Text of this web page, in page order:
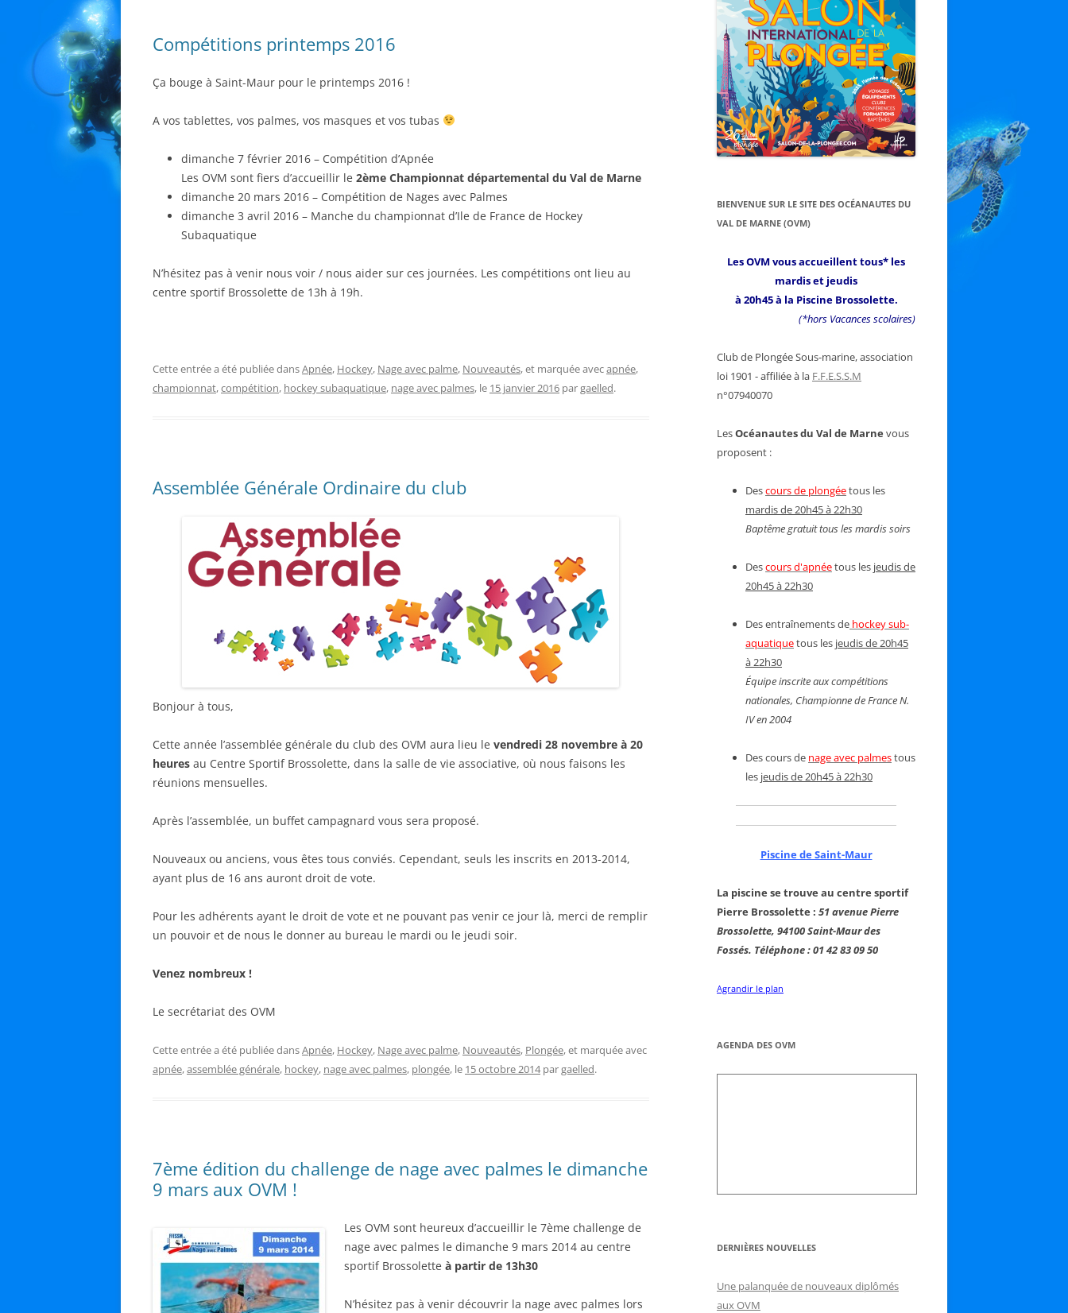
Compétitions printemps 2016
Ça bouge à Saint-Maur pour le printemps 2016 !
A vos tablettes, vos palmes, vos masques et vos tubas
dimanche 7 février 2016 – Compétition d’Apnée
Les OVM sont fiers d’accueillir le 2ème Championnat départemental du Val de Marne
dimanche 20 mars 2016 – Compétition de Nages avec Palmes
dimanche 3 avril 2016 – Manche du championnat d’Ile de France de Hockey
Subaquatique
N’hésitez pas à venir nous voir / nous aider sur ces journées. Les compétitions ont lieu au
centre sportif Brossolette de 13h à 19h.
Cette entrée a été publiée dansApnée, Hockey, Nage avec palme, Nouveautés, et marquée avecapnée,
championnat,compétition, hockey subaquatique, nage avec palmes, le 15 janvier 2016 pargaelled.
Assemblée Générale Ordinaire du club
Bonjour à tous,
Cette année l’assemblée générale du club des OVM aura lieu le vendredi 28 novembre à 20
heures au Centre Sportif Brossolette, dans la salle de vie associative, où nous faisons les
réunions mensuelles.
Après l’assemblée, un buffet campagnard vous sera proposé.
Nouveaux ou anciens, vous êtes tous conviés. Cependant, seuls les inscrits en 2013-2014,
ayant plus de 16 ans auront droit de vote.
Pour les adhérents ayant le droit de vote et ne pouvant pas venir ce jour là, merci de remplir
un pouvoir et de nous le donner au bureau le mardi ou le jeudi soir.
Venez nombreux !
Le secrétariat des OVM
Cette entrée a été publiée dansApnée, Hockey, Nage avec palme, Nouveautés, Plongée, et marquée avec
apnée,assemblée générale, hockey, nage avec palmes, plongée, le 15 octobre 2014 pargaelled.
7ème édition du challenge de nage avec palmes le dimanche
9 mars aux OVM !
Les OVM sont heureux d’accueillir le 7ème challenge de
nage avec palmes le dimanche 9 mars 2014 au centre
sportif Brossolette à partir de 13h30
N’hésitez pas à venir découvrir la nage avec palmes lors
BIENVENUE SUR LE SITE DES OCÉANAUTES DU
VAL DE MARNE (OVM)
Les OVM vous accueillent tous* les
mardis et jeudis
à 20h45 à la Piscine Brossolette.
(*hors Vacances scolaires)
Club de Plongée Sous-marine, association
loi 1901 - affiliée à la F.F.E.S.S.M
n°07940070
LesOcéanautes du Val de Marne vous
proposent :
Descours de plongéetous les
mardis de 20h45 à 22h30
Baptême gratuit tous les mardis soirs
Descours d'apnéetous les jeudis de
20h45 à 22h30
Des entraînements de hockey sub-
aquatiquetous les jeudis de 20h45
à 22h30
Équipe inscrite aux compétitions
nationales, Championne de France N.
IV en 2004
Des cours de nage avec palmestous
les jeudis de 20h45 à 22h30
Piscine de Saint-Maur
La piscine se trouve au centre sportif
Pierre Brossolette : 51 avenue Pierre
Brossolette, 94100 Saint-Maur des
Fossés. Téléphone : 01 42 83 09 50
Agrandir le plan
AGENDA DES OVM
DERNIÈRES NOUVELLES
Une palanquée de nouveaux diplômés
aux OVM